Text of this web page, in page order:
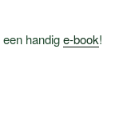
handige-book!